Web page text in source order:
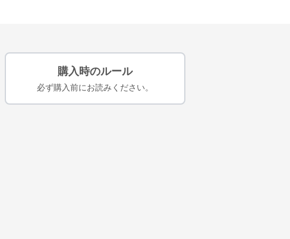
購入時のルール
必ず購入前にお読みください。